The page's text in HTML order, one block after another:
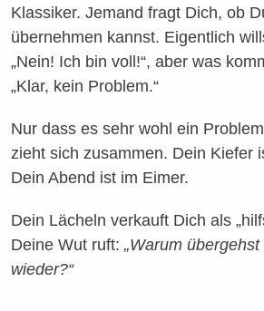
Klassiker. Jemand fragt Dich, ob
übernehmen kannst. Eigentlich
„Nein! Ich bin voll!“, aber was
„Klar, kein Problem.“
Nur dass es sehr wohl ein
zieht sich zusammen. Dein Kiefer
Dein Abend ist im Eimer.
Dein Lächeln verkauft Dich als
Deine Wut ruft: „Warum
wieder?“